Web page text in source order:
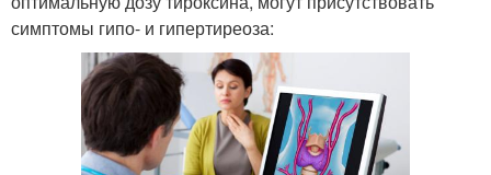
симптомы гипо- и гипертиреоза: